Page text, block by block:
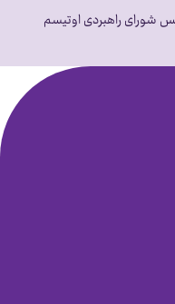
شورای راهبردی اوتیسم